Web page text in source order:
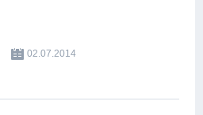
02.07.2014